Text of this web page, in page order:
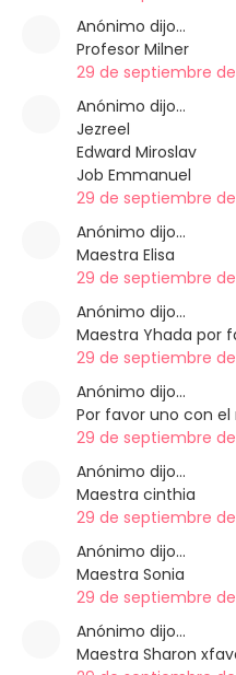
Anónimo dijo…
Profesor Milner
29 de septiembre de
Anónimo dijo…
Jezreel
Edward Miroslav
Job Emmanuel
29 de septiembre
Anónimo dijo…
Maestra Elisa
29 de septiembre de
Anónimo dijo…
Maestra Yhada por
29 de septiembre de
Anónimo dijo…
Por favor uno con el
29 de septiembre de
Anónimo dijo…
Maestra cinthia
29 de septiembre de
Anónimo dijo…
Maestra Sonia
29 de septiembre de
Anónimo dijo…
Maestra Sharon